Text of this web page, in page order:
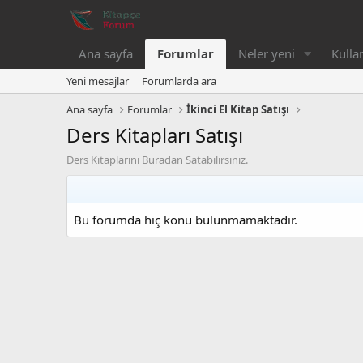
Ana sayfa Forumlar Neler yeni
Yeni mesajlar
Forumlarda ara
Ana sayfa
Forumlar İkinci El Kitap Satışı
Ders Kitapları Satışı
Ders Kitaplarını Buradan Satabilirsiniz.
Bu forumda hiç konu bulunmamaktadır.